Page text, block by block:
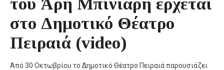
στο Δημοτικό Θέατρο
Πειραιά (video)
Από 30 Οκτωβρίου το Δημοτικό Θέατρο Πειραιά παρουσιάζει